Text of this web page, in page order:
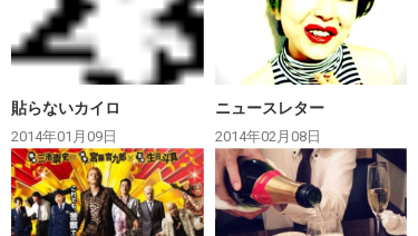
貼らないカイロ
2014年01月09日
ニュースレター
2014年02月08日